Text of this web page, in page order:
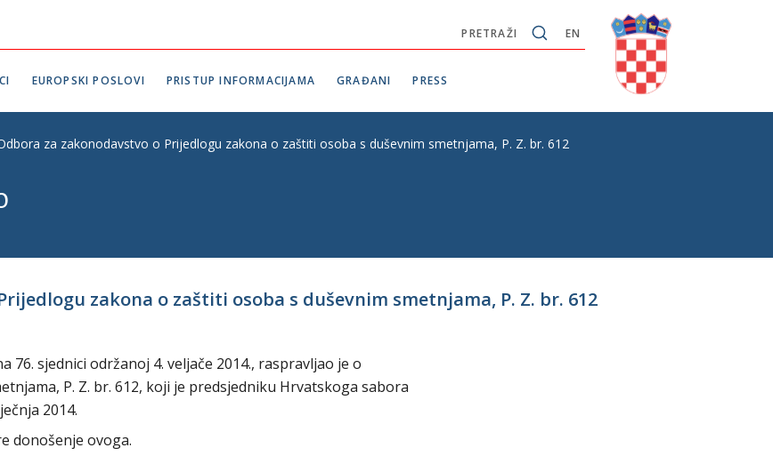
EN
PRETRAŽI
EUROPSKI POSLOVI PRISTUP INFORMACIJAMA GRAĐANI PRESS
za zakonodavstvo o Prijedlogu zakona o zaštiti osoba s duševnim smetnjama, P. Z. br. 612
zakona o zaštiti osoba s duševnim smetnjama, P. Z. br. 612
sjednici održanoj 4. veljače 2014., raspravljao je o
P. Z. br. 612, koji je predsjedniku Hrvatskoga sabora
2014.
donošenje ovoga.